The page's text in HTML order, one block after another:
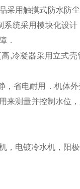
用触摸式防水防
系统采用模块化设
．
,冷凝器采用立式
，省电耐用．机体
来测量并控制水位
，电镀冷水机，阳